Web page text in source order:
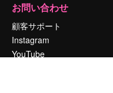
お問い合わせ
顧客サポート
Instagram
YouTube